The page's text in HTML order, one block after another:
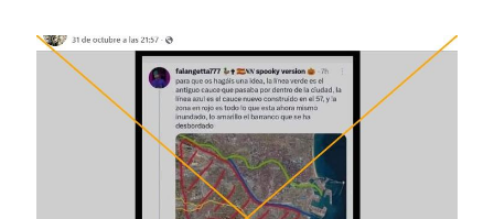
Image